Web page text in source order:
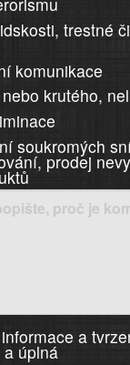
trestné
komunikace
krutého,
soukromých
prodej
a
úplná